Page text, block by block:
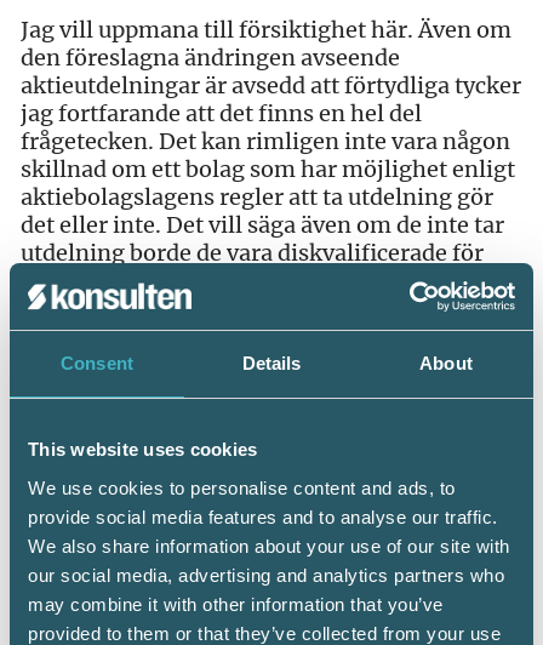
Consent Details About
This website uses cookies
We use cookies to personalise content and ads, to
provide social media features and to analyse our traffic.
We also share information about your use of our site with
our social media, advertising and analytics partners who
may combine it with other information that you’ve
provided to them or that they’ve collected from your use
Jag vill uppmana till försiktighet här. Även om
den föreslagna ändringen avseende
aktieutdelningar är avsedd att förtydliga tycker
jag fortfarande att det finns en hel del
frågetecken. Det kan rimligen inte vara någon
skillnad om ett bolag som har möjlighet enligt
aktiebolagslagens regler att ta utdelning gör
det eller inte. Det vill säga även om de inte tar
utdelning borde de vara diskvalificerade för
stöd på den grunden att de inte befinner sig i
en allvarlig ekonomisk svårighet.
Vad ska man då göra? Så här tänker jag:
Om företaget behöver korttidspermittera –
Räkna inte slentrianmässigt med att det
preliminära stödet kommer att bli slutligt.
Bygg istället upp dokumentation som stödjer
varför bolaget ska ha rätt till stödet.
Följ debatten och var försiktig med att ta
utdelning snart efter det att stödperioden går